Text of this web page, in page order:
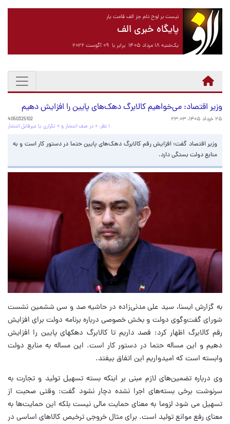
نیست بر لوح دلم جز الف قامت یار
پایگاه خبری الف
یک‌شنبه ۱۸ مرداد ۱۴۰۵ برابر با ۰۹ آگوست ۲۰۲۶
وزیر اقتصاد: می‌خواهیم کالابرگ دهک‌های پایین را افزایش دهیم
۲۵ خرداد ۱۴۰۵، ۲۳:۰۳
4050325102
۱ نظر، ۰ در صف انتشار و ۰ تکراری یا غیرقابل انتشار
وزیر اقتصاد گفت: افزایش رقم کالابرگ دهک‌های پایین حتما در دستور کار است و به
منابع دولت بستگی دارد.
به گزارش ایسنا، سید علی مدنی‌زاده در حاشیه صد و سی ششمین نشست
شورای گفت‌وگوی دولت و بخش خصوصی درباره برنامه دولت برای افزایش
رقم کالابرگ اظهار کرد: قصد داریم تا کالابرگ دهکهای پایین را افزایش
دهیم و این مساله حتما در دستور کار است. این مساله به منابع دولت
وابسته است که امیدواریم این اتفاق بیفتد.
وی درباره تضمین‌های لازم مبنی بر اینکه بسته تسهیل تولید و تجارت به
سرنوشت برخی بسته‌های اجرا نشده دچار نشود گفت: وقتی صحبت از
تسهیل می شود لزوما به معنای حمایت مالی نیست بلکه این حمایت‌ها به
معنای رفع موانع تولید است. برای مثال خروجی ترخیص کالاهای اساسی در